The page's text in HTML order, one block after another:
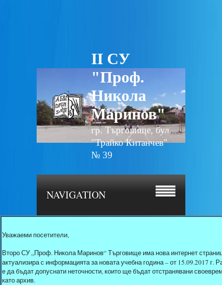
II СУ
"Проф.
Никола
Маринов"
гр. Търговище, бул.
"Трайко Китанчев"
№ 39
NAVIGATION
Уважаеми посетители,
Второ СУ „Проф. Никола Маринов“ Търговище има нова интернет
актуализира с информацията за новата учебна година – от 15.09.2017
е да бъдат допуснати неточности, които ще бъдат отстранявани
като архив.